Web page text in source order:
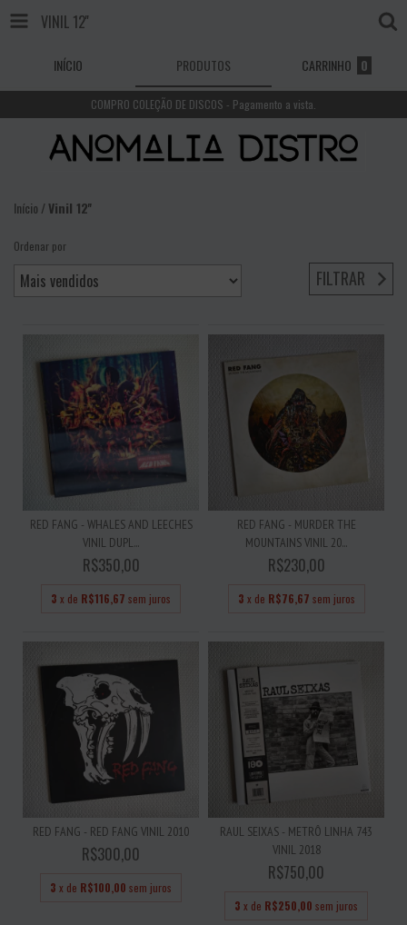
VINIL 12''
INÍCIO PRODUTOS CARRINHO 0
COMPRO COLEÇÃO DE DISCOS - Pagamento a vista.
Início /Vinil 12''
Ordenar por
FILTRAR
RED FANG - WHALES AND LEECHES
VINIL DUPL...
R$350,00
3 x de R$116,67 sem juros
RED FANG - MURDER THE
MOUNTAINS VINIL 20...
R$230,00
3 x de R$76,67 sem juros
RED FANG - RED FANG VINIL 2010
R$300,00
3 x de R$100,00 sem juros
RAUL SEIXAS - METRÔ LINHA 743
VINIL 2018
R$750,00
3 x de R$250,00 sem juros